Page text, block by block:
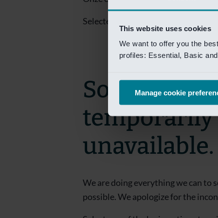
This website uses cookies
We want to offer you the
profiles: Essential, Basic
Manage cookie
Selecteer een van de login opties
Sorry! This
temporarily
unavailable.
We are doing everything we can to
possible. We apologize for the